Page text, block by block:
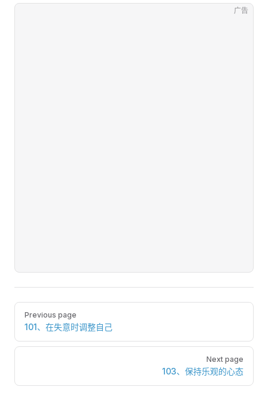
广告
Pager
Previous page
101、在失意时调整自己
Next page
103、保持乐观的心态